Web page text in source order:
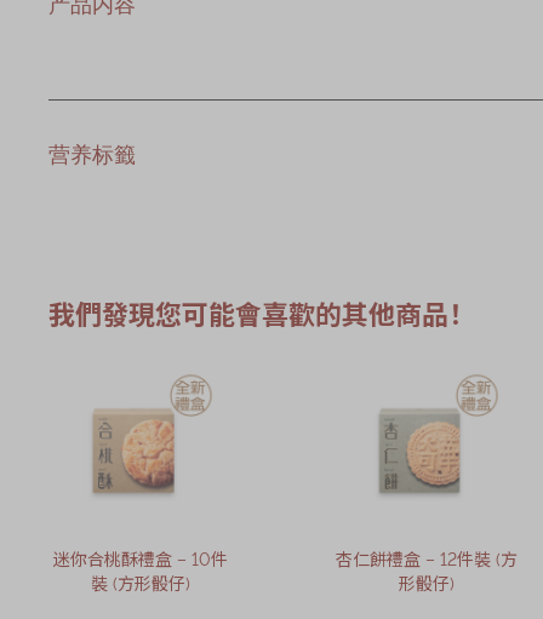
营养标籤
我們發現您可能會喜歡的其他商品！
迷你合桃酥禮盒 – 10件
裝 (方形骰仔)
杏仁餅禮盒 – 12件裝 (方
形骰仔)